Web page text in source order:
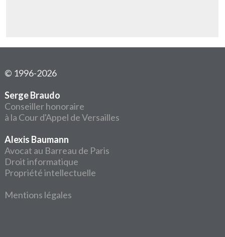
© 1996-2026
Serge Braudo
Conseiller honoraire
à la Cour d'Appel de Versailles
Alexis Baumann
Avocat au Barreau de Paris
Droit informatique
Propriété intellectuelle
Mentions légales